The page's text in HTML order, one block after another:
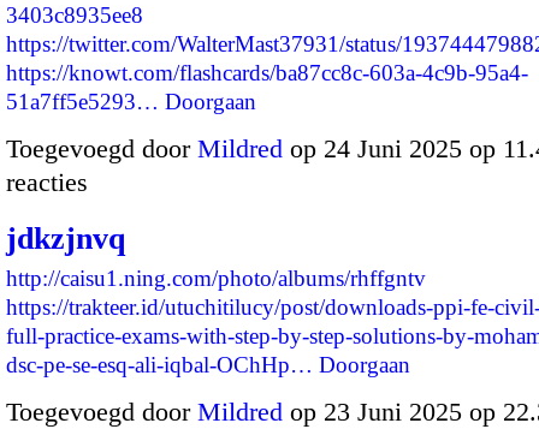
3403c8935ee8
https://twitter.com/WalterMast37931/status/
https://knowt.com/flashcards/ba87cc8c-603a-4c9b-95a4-
51a7ff5e5293… Doorgaan
Toegevoegd door Mildred op 24 Juni 2025 op
reacties
jdkzjnvq
http://caisu1.ning.com/photo/albums/rhffgntv
https://trakteer.id/utuchitilucy/post/downloads-ppi-fe-
full-practice-exams-with-step-by-step-solutions-by-
dsc-pe-se-esq-ali-iqbal-OChHp… Doorgaan
Toegevoegd door Mildred op 23 Juni 2025 op